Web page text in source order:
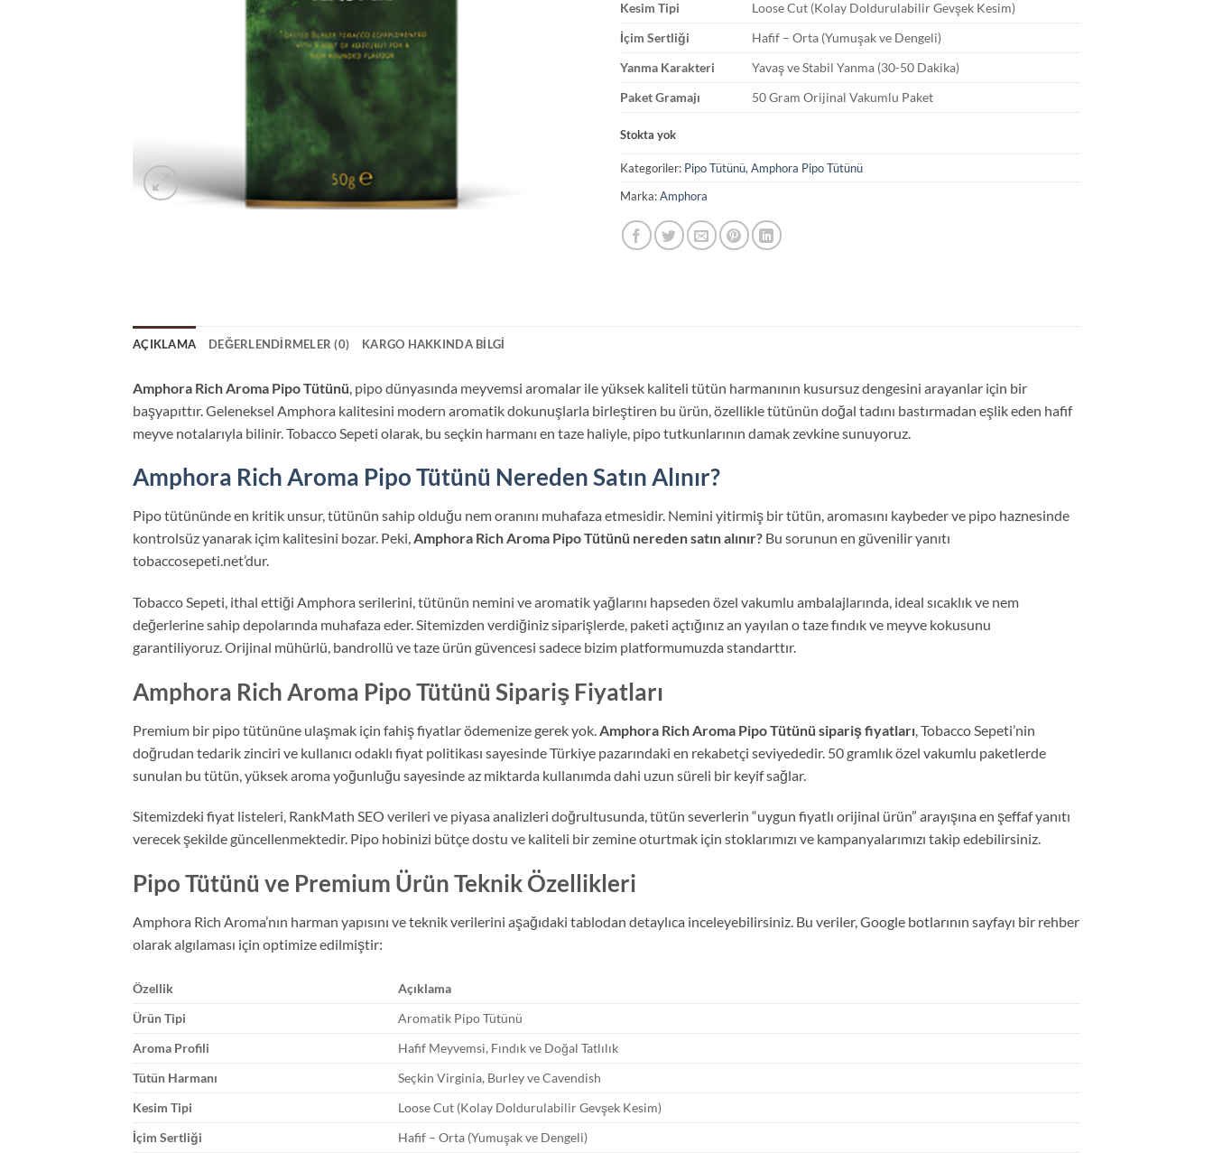
Kesim Tipi
Loose Cut (Kolay Doldurulabilir Gevşek Kesim)
İçim Sertliği
Hafif – Orta (Yumuşak ve Dengeli)
Yanma Karakteri
Yavaş ve Stabil Yanma (30-50 Dakika)
Paket Gramajı
50 Gram Orijinal Vakumlu Paket
Stokta yok
Kategoriler: Pipo Tütünü, Amphora Pipo Tütünü
Marka:Amphora
AÇIKLAMA DEĞERLENDIRMELER (0) KARGO HAKKINDA BILGI
Amphora Rich Aroma Pipo Tütünü , pipo dünyasında meyvemsi aromalar ile yüksek kaliteli tütün harmanının kusursuz dengesini arayanlar için bir
başyapıttır. Geleneksel Amphora kalitesini modern aromatik dokunuşlarla birleştiren bu ürün, özellikle tütünün doğal tadını bastırmadan eşlik eden hafif
meyve notalarıyla bilinir. Tobacco Sepeti olarak, bu seçkin harmanı en taze haliyle, pipo tutkunlarının damak zevkine sunuyoruz.
Amphora Rich Aroma Pipo Tütünü Nereden Satın Alınır?
Pipo tütününde en kritik unsur, tütünün sahip olduğu nem oranını muhafaza etmesidir. Nemini yitirmiş bir tütün, aromasını kaybeder ve pipo haznesinde
kontrolsüz yanarak içim kalitesini bozar. Peki,Amphora Rich Aroma Pipo Tütünü nereden satın alınır? Bu sorunun en güvenilir yanıtı
tobaccosepeti.net’dur.
Tobacco Sepeti, ithal ettiği Amphora serilerini, tütünün nemini ve aromatik yağlarını hapseden özel vakumlu ambalajlarında, ideal sıcaklık ve nem
değerlerine sahip depolarında muhafaza eder. Sitemizden verdiğiniz siparişlerde, paketi açtığınız an yayılan o taze fındık ve meyve kokusunu
garantiliyoruz. Orijinal mühürlü, bandrollü ve taze ürün güvencesi sadece bizim platformumuzda standarttır.
Amphora Rich Aroma Pipo Tütünü Sipariş Fiyatları
Premium bir pipo tütününe ulaşmak için fahiş fiyatlar ödemenize gerek yok. Amphora Rich Aroma Pipo Tütünü sipariş fiyatları , Tobacco Sepeti’nin
doğrudan tedarik zinciri ve kullanıcı odaklı fiyat politikası sayesinde Türkiye pazarındaki en rekabetçi seviyededir. 50 gramlık özel vakumlu paketlerde
sunulan bu tütün, yüksek aroma yoğunluğu sayesinde az miktarda kullanımda dahi uzun süreli bir keyif sağlar.
Sitemizdeki fiyat listeleri, RankMath SEO verileri ve piyasa analizleri doğrultusunda, tütün severlerin “uygun fiyatlı orijinal ürün” arayışına en şeffaf yanıtı
verecek şekilde güncellenmektedir. Pipo hobinizi bütçe dostu ve kaliteli bir zemine oturtmak için stoklarımızı ve kampanyalarımızı takip edebilirsiniz.
Pipo Tütünü ve Premium Ürün Teknik Özellikleri
Amphora Rich Aroma’nın harman yapısını ve teknik verilerini aşağıdaki tablodan detaylıca inceleyebilirsiniz. Bu veriler, Google botlarının sayfayı bir rehber
olarak algılaması için optimize edilmiştir:
Özellik
Açıklama
Ürün Tipi
Aromatik Pipo Tütünü
Aroma Profili
Hafif Meyvemsi, Fındık ve Doğal Tatlılık
Tütün Harmanı
Seçkin Virginia, Burley ve Cavendish
Kesim Tipi
Loose Cut (Kolay Doldurulabilir Gevşek Kesim)
İçim Sertliği
Hafif – Orta (Yumuşak ve Dengeli)